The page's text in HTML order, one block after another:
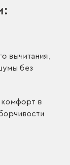
вычитания,
без
комфорт в